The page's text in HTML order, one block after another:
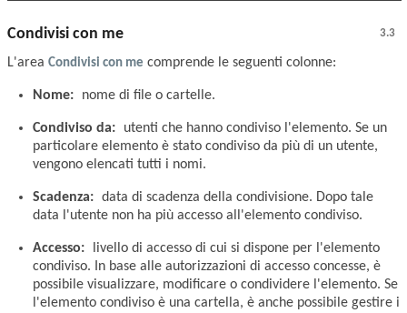
3.3
Condivisi con me
L'area Condivisi con me comprende le seguenti colonne:
Nome: nome di file o cartelle.
Condiviso da:
utenti che hanno condiviso l'elemento. Se un
particolare elemento è stato condiviso da più di un utente,
vengono elencati tutti i nomi.
Scadenza: data di scadenza della condivisione. Dopo tale
data l'utente non ha più accesso all'elemento condiviso.
Accesso:
livello di accesso di cui si dispone per l'elemento
condiviso. In base alle autorizzazioni di accesso concesse, è
possibile visualizzare, modificare o condividere l'elemento. Se
l'elemento condiviso è una cartella, è anche possibile gestire i